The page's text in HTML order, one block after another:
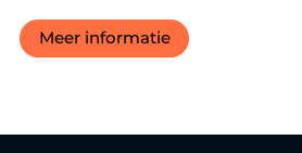
Meer informatie